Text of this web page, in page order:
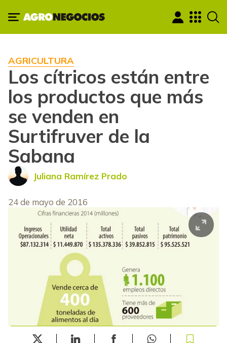
AGRICULTURA
Los cítricos están entre
los productos que más
se venden en
Surtifruver de la
Sabana
Juliana Ramírez Prado
24 de mayo de 2016